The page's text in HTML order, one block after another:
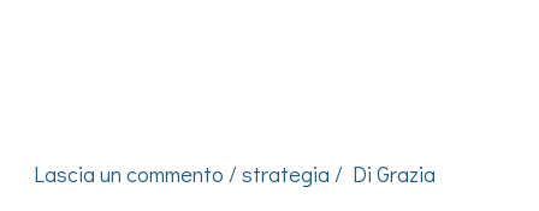
Lascia un commento /strategia / DiGrazia